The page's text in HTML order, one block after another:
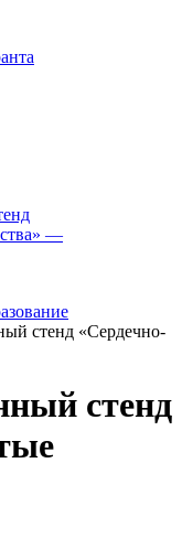
стенд «Сердечно-
стенд